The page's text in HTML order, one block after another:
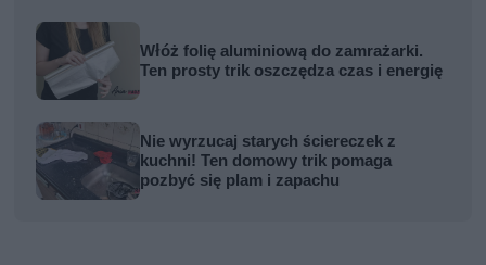
Włóż folię aluminiową do zamrażarki.
Ten prosty trik oszczędza czas i energię
Nie wyrzucaj starych ściereczek z
kuchni! Ten domowy trik pomaga
pozbyć się plam i zapachu